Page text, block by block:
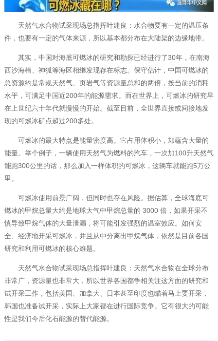
天然气水合物试采现场总指挥叶建良：水合物要有一定的温压条
件，也要有一定的气体来源，所以基本都分布在大陆架的边缘地带。
其实，中国对海底可燃冰的研究和勘探已经进行了30年，在南海
西沙海槽、神狐等海区相继发现存在标志。保守估计，中国可燃冰的
总资源约是常规天然气、页岩气等资源量总和的两倍，按当前的消耗
水平，可满足中国近200年的能源需求。而在世界上，可燃冰的研究早
在上世纪六十年代就慢慢的开始。截至目前，全世界直接或间接地发
现的可燃冰矿点超过200多处。
可燃冰的最大特点是能量密度高。它占用体积小，却蕴含大量的
能量。举个例子，一辆使用天然气为燃料的汽车，一次加100升天然气
能跑300公里的话，那么加入一样体积的可燃冰，这辆车就能跑5万公
里。
可燃冰使用前景广阔，但同时也存在风险。据估算，全球海底可
燃冰的甲烷总量大约是地球大气中甲烷总量的 3000 倍，如果开采不
慎导致甲烷气体的大量泄漏，将可能引发强烈的温室效应。如何安
全、经济地开采可燃冰，并且从中分离出甲烷气体，依然是目前各国
研究和利用可燃冰的核心难题。
天然气水合物试采现场总指挥叶建良：天然气水合物在全球分布
非常广，资源量也非常大，所以世界各国都争相关注这方面的研究和
试开采工作，包括美国、加拿大、日本甚至印度也瞄着马上要开采，
韩国也准备试开采，实际上大家都在进行国际竞争。它有很大的可能
性是我们今后化石能源的替代能源。